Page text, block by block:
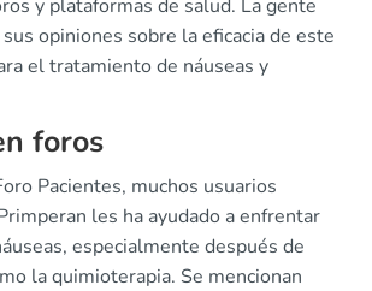
y plataformas de salud. La gente
opiniones sobre la eficacia de este
el tratamiento de náuseas y
foros
Pacientes, muchos usuarios
les ha ayudado a enfrentar
especialmente después de
la quimioterapia. Se mencionan